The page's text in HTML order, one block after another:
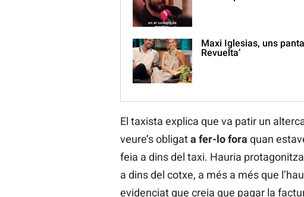
Maxi Iglesias, uns
Revuelta’
El taxista explica que va patir un
veure’s obligata fer-lo fora quan
feia a dins del taxi. Hauria
a dins del cotxe, a més a més que
evidenciat que creia que pagar la